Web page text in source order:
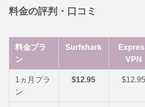
料金の評判・口コミ
料金プラ
ン
Surfshark
VPN
1ヵ月プラ
ン
$12.95 $12.95